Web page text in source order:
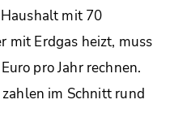
mit 70
mit Erdgas heizt, muss
pro Jahr rechnen.
im Schnitt rund